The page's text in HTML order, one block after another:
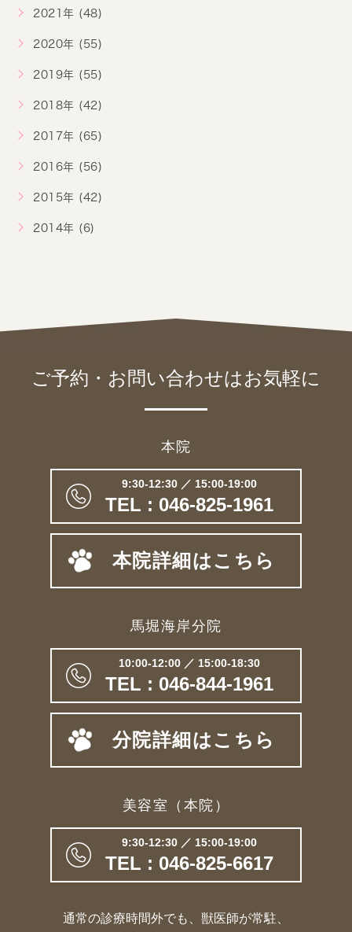
2021年 (48)
2020年 (55)
2019年 (55)
2018年 (42)
2017年 (65)
2016年 (56)
2015年 (42)
2014年 (6)
ご予約・お問い合わせはお気軽に
本院
9:30-12:30 ／ 15:00-19:00
TEL : 046-825-1961
本院詳細はこちら
馬堀海岸分院
10:00-12:00 ／ 15:00-18:30
TEL : 046-844-1961
分院詳細はこちら
美容室（本院）
9:30-12:30 ／ 15:00-19:00
TEL : 046-825-6617
通常の診療時間外でも、獣医師が常駐、